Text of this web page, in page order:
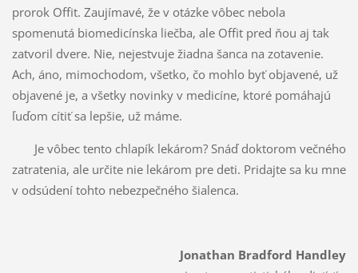
prorok Offit. Zaujímavé, že v otázke vôbec nebola
spomenutá biomedicínska liečba, ale Offit pred ňou aj tak
zatvoril dvere. Nie, nejestvuje žiadna šanca na zotavenie.
Ach, áno, mimochodom, všetko, čo mohlo byť objavené, už
objavené je, a všetky novinky v medicíne, ktoré pomáhajú
ľuďom cítiť sa lepšie, už máme.
Je vôbec tento chlapík lekárom? Snáď doktorom večného
zatratenia, ale určite nie lekárom pre deti. Pridajte sa ku mne
v odsúdení tohto nebezpečného šialenca.
Jonathan Bradford Handley